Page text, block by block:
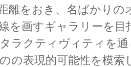
離をおき、名ばかりの
を画すギャラリーを目
ラクティヴィティを
の表現的可能性を模索